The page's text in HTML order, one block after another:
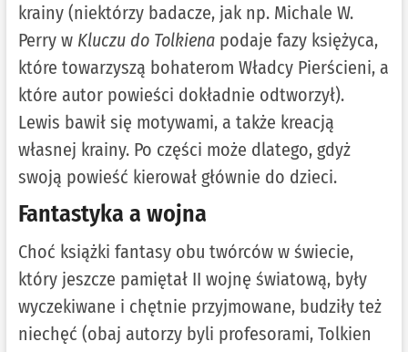
krainy (niektórzy badacze, jak np. Michale W.
Perry w Kluczu do Tolkienapodaje fazy księżyca,
które towarzyszą bohaterom Władcy Pierścieni, a
które autor powieści dokładnie odtworzył).
Lewis bawił się motywami, a także kreacją
własnej krainy. Po części może dlatego, gdyż
swoją powieść kierował głównie do dzieci.
Fantastyka a wojna
Choć książki fantasy obu twórców w świecie,
który jeszcze pamiętał II wojnę światową, były
wyczekiwane i chętnie przyjmowane, budziły też
niechęć (obaj autorzy byli profesorami, Tolkien